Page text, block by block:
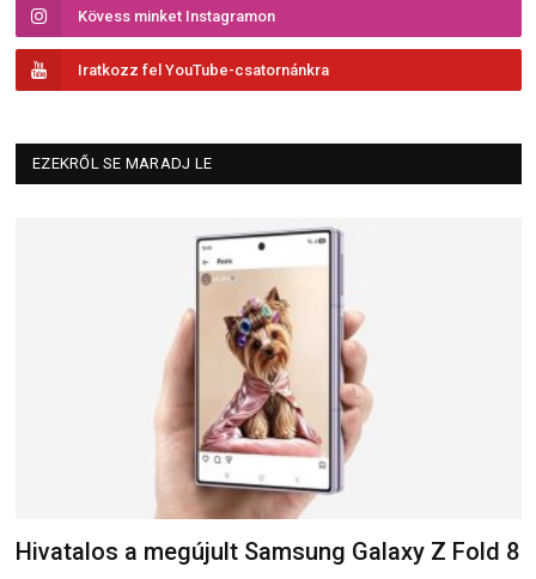
Kövess minket Instagramon
Iratkozz fel YouTube-csatornánkra
EZEKRŐL SE MARADJ LE
Hivatalos a megújult Samsung Galaxy Z Fold 8